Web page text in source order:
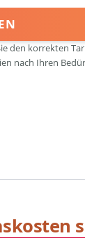
den korrekten
nach Ihren